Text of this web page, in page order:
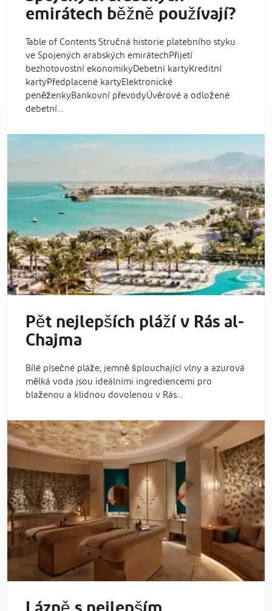
emirátech běžně používají?
Table of Contents Stručná historie platebního styku
ve Spojených arabských emirátechPřijetí
bezhotovostní ekonomikyDebetní kartyKreditní
kartyPředplacené kartyElektronické
peněženkyBankovní převodyÚvěrové a odložené
debetní…
Pět nejlepších pláží v Rás al-
Chajma
Bílé písečné pláže, jemně šplouchající vlny a azurová
mělká voda jsou ideálními ingrediencemi pro
blaženou a klidnou dovolenou v Rás…